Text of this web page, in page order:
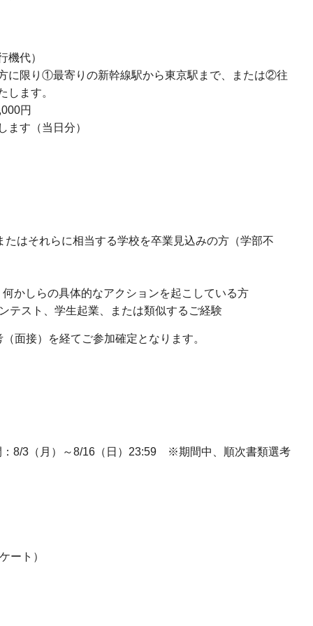
機代）
限り①最寄りの新幹線駅から東京駅まで、または②往
します。
円
ます（当日分）
はそれらに相当する学校を卒業見込みの方（学部不
かしらの具体的なアクションを起こしている方
スト、学生起業、または類似するご経験
面接）を経てご参加確定となります。
8/3（月）～8/16（日）23:59 ※期間中、順次書類選考
ート）